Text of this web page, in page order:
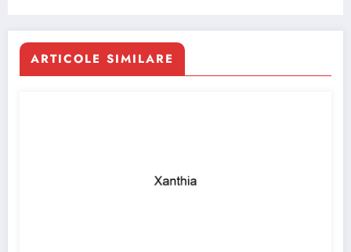
ARTICOLE SIMILARE